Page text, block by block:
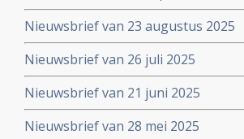
Nieuwsbrief van 23 augustus 2025
Nieuwsbrief van 26 juli 2025
Nieuwsbrief van 21 juni 2025
Nieuwsbrief van 28 mei 2025